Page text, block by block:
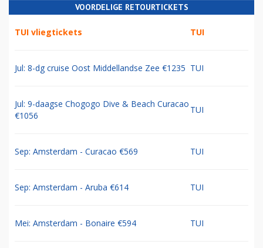
VOORDELIGE RETOURTICKETS
TUI vliegtickets TUI
Jul: 8-dg cruise Oost Middellandse Zee €1235 TUI
Jul: 9-daagse Chogogo Dive & Beach Curacao
€1056
TUI
Sep: Amsterdam - Curacao €569 TUI
Sep: Amsterdam - Aruba €614 TUI
Mei: Amsterdam - Bonaire €594 TUI